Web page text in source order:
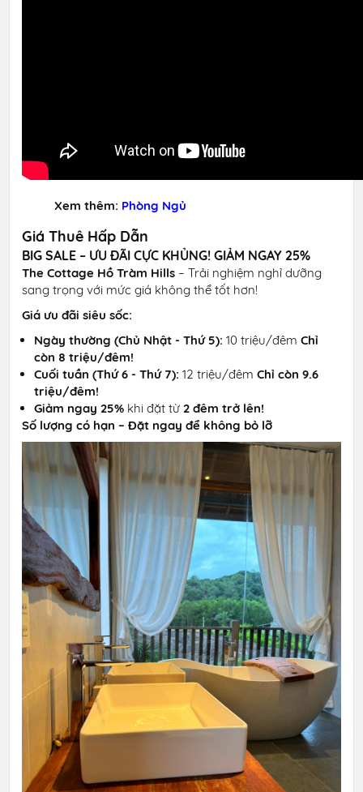
Xem thêm: Phòng Ngủ
Giá Thuê Hấp Dẫn
BIG SALE – ƯU ĐÃI CỰC KHỦNG! GIẢM NGAY 25%
The Cottage Hồ Tràm Hills – Trải nghiệm nghỉ dưỡng
sang trọng với mức giá không thể tốt hơn!
Giá ưu đãi siêu sốc:
Ngày thường (Chủ Nhật - Thứ 5): 10 triệu/đêmChỉ
còn 8 triệu/đêm!
Cuối tuần (Thứ 6 - Thứ 7): 12 triệu/đêmChỉ còn 9.6
triệu/đêm!
Giảm ngay 25% khi đặt từ2 đêm trở lên!
Số lượng có hạn – Đặt ngay để không bỏ lỡ